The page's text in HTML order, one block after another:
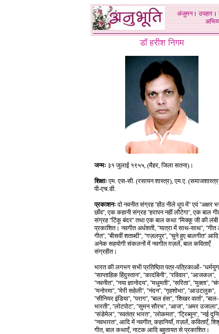
अंजुमन।उपहार।
डॉ हरीश निगम
जन्मः ३१ जुलाई १९५५, (मैहर, जिला सतना)।
शिक्षाःएम. एस-सी. (रसायन शास्त्र), एम.ए.
पी-एच.डी.
प्रकाशनःदो नवनीत संग्रह ''होंठ नीले धूप में'' एवं ''अक्षर
छाँव'', एक कहानी संग्रह ''हरापन नहीं लौटेगा'', एक बाल
संग्रह ''टिंकू बंदर'' तथा एक बाल कथा ''मिक्कू जी की
प्रकाशित। नवगीत अर्धशती, ''यात्रा में साथ-साथ'',
गीत'', ''बीसवीं शताब्दी'', ''गज़लपुर'', ''चुने हुए बालगीत'' आदि
अनेक सहयोगी संकलनों में नवगीत ग़ज़लें, बाल कविताएँ
संग्रहीत।
भारत की लगभग सभी प्रतिष्ठित पत्र-पत्रिकाओं-
''साप्ताहिक हिंदुस्तान'', ''कादंबिनी'', ''रविवार'', ''आजकल'',
''नवनीत'', ''नया ज्ञानोदय'', ''मधुमती'', ''सरिता'', ''मुक्ता'',
''मनोरमा'', ''मेरी सहेली'', ''नंदन'', ''गृहशोभा'', ''आउटलुक'',
''सीनियर इंडिया'', ''पराग'', ''बाल हंस'', ''शिखर वार्ता'', ''बाल-
भारती'', ''लोटपोट'', ''सुमन सौरभ'', ''आज'', ''अमर उजाला'',
''संडेमेल'', ''स्वतंत्र भारत'', ''लोकमत'', ''ट्रिब्यून'', ''नई
''नवभारत'', आदि में नवगीत, कहानियाँ, ग़ज़लें, कविताएँ,
गीत, बाल कथाएँ, नाटक आदि बहुतायत से प्रकाशित।